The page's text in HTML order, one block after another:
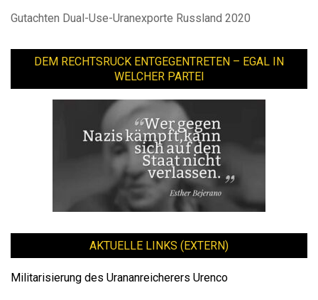
Gutachten Dual-Use-Uranexporte Russland 2020
DEM RECHTSRUCK ENTGEGENTRETEN – EGAL IN
WELCHER PARTEI
AKTUELLE LINKS (EXTERN)
Militarisierung des Urananreicherers Urenco